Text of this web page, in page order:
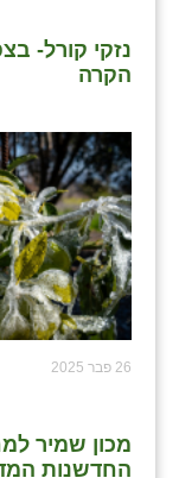
נזקי קורל-
הקרה
26 פבר 2025
מכון שמיר
החדשנות